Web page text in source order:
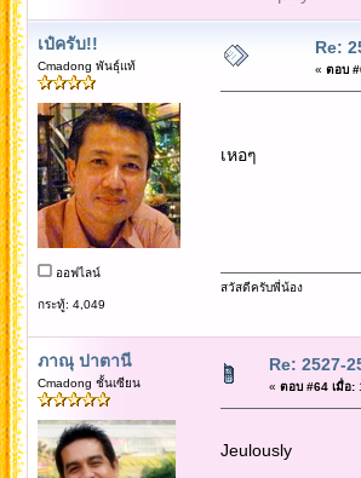
เป๋ครับ!!
Cmadong พันธุ์แท้
ออฟไลน์
กระทู้: 4,049
Re:
« ตอบ
เหอๆ
สวัสดีครับพี่น้อง
ภาณุ ปาตานี
Cmadong ชั้นเซียน
Re: 2527-
« ตอบ #64 เมื่อ:
Jeulously